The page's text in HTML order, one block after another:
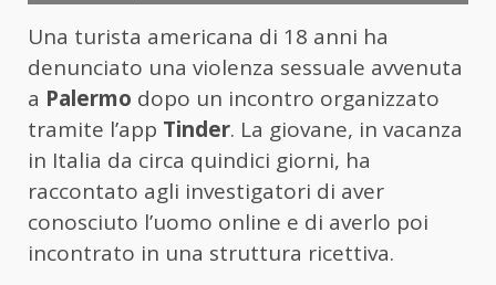
Una turista americana di 18 anni ha
denunciato una violenza sessuale avvenuta
a Palermo dopo un incontro organizzato
tramite l’app Tinder. La giovane, in vacanza
in Italia da circa quindici giorni, ha
raccontato agli investigatori di aver
conosciuto l’uomo online e di averlo poi
incontrato in una struttura ricettiva.